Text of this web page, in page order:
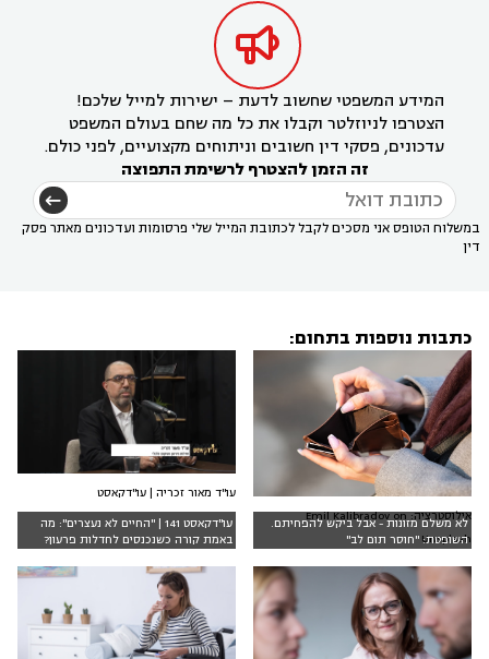

המידע המשפטי שחשוב לדעת – ישירות למייל שלכם!
הצטרפו לניוזלטר וקבלו את כל מה שחם בעולם המשפט
עדכונים, פסקי דין חשובים וניתוחים מקצועיים, לפני כולם.
זה הזמן להצטרף לרשימת התפוצה
במשלוח הטופס אני מסכים לקבל לכתובת המייל שלי פרסומות ועדכונים מאתר פסק
דין
כתבות נוספות בתחום:
לא משלם מזונות - אבל ביקש להפחיתם.
השופטת: "חוסר תום לב"
אילוסטרציה: Emil Kalibradov on
Unsplash
עו"דקאסט 141 | "החיים לא נעצרים": מה
באמת קורה כשנכנסים לחדלות פרעון?
עו"ד מאור זכריה | עו"דקאסט